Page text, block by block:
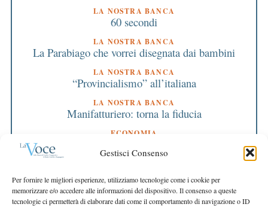
Gestisci Consenso
Per fornire le migliori esperienze, utilizziamo tecnologie come i cookie per
memorizzare e/o accedere alle informazioni del dispositivo. Il consenso a queste
tecnologie ci permetterà di elaborare dati come il comportamento di navigazione o ID
LA NOSTRA BANCA
60 secondi
LA NOSTRA BANCA
La Parabiago che vorrei disegnata dai bambini
LA NOSTRA BANCA
“Provincialismo” all’italiana
LA NOSTRA BANCA
Manifatturiero: torna la fiducia
ECONOMIA
Tutte le risposte sulla salute si trovano nel sito
web europeo
Siamo in piena tabella di marcia